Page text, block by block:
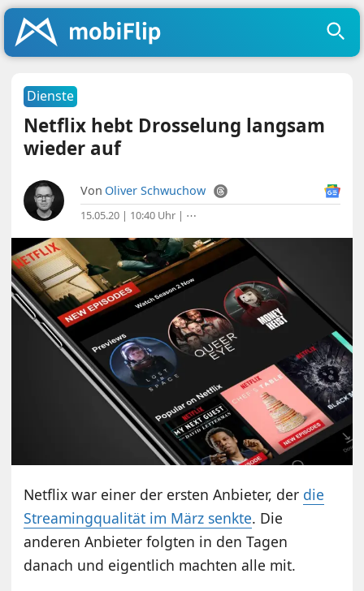
Dienste
Netflix hebt Drosselung langsam
wieder auf
Von Oliver Schwuchow
15.05.20 | 10:40 Uhr | ⋯
Netflix war einer der ersten Anbieter, der die
Streamingqualität im März senkte. Die
anderen Anbieter folgten in den Tagen
danach und eigentlich machten alle mit.